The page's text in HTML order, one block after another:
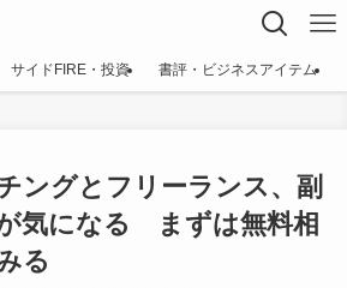
サイドFIRE・投資 書評・ビジネスアイテム
ングとフリーランス、副
気になる まずは無料相
る